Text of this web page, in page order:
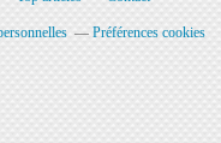
Préférences cookies